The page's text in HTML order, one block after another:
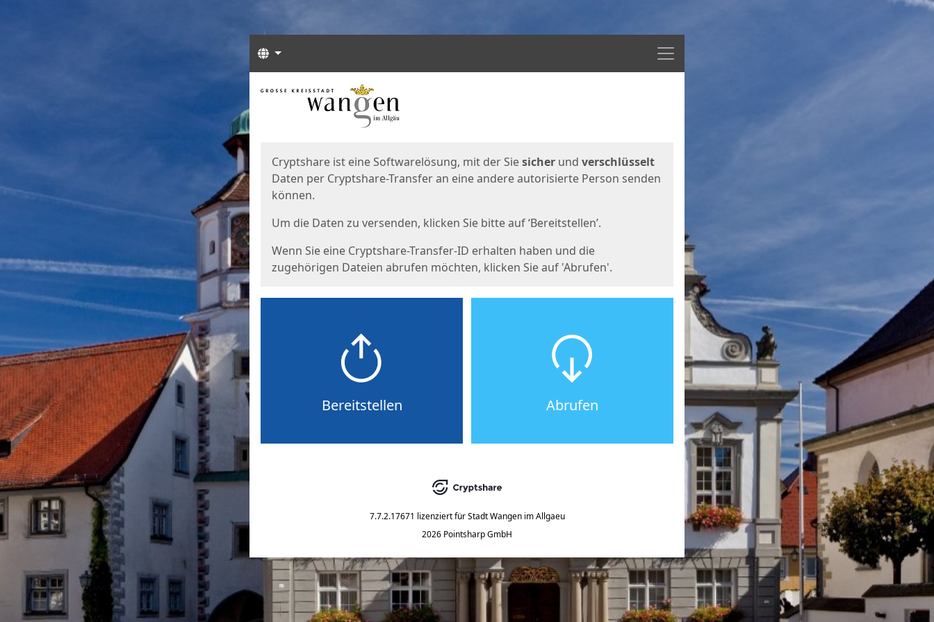
Menü
Sprachen
Start
Cryptshare ist eine Softwarelösung, mit der Siesicher und verschlüsselt
Daten per Cryptshare-Transfer an eine andere autorisierte Person senden
können.
Um die Daten zu versenden, klicken Sie bitte auf ‘Bereitstellen’.
Wenn Sie eine Cryptshare-Transfer-ID erhalten haben und die
zugehörigen Dateien abrufen möchten, klicken Sie auf 'Abrufen'.
Bereitstellen Abrufen
7.7.2.17671 lizenziert für Stadt Wangen im Allgaeu
2026 Pointsharp GmbH